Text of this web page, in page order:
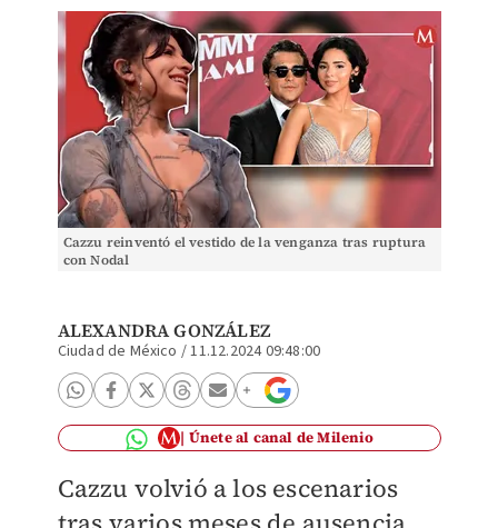
Cazzu reinventó el vestido de la venganza tras ruptura
con Nodal
ALEXANDRA GONZÁLEZ
Ciudad de México /11.12.2024 09:48:00
Únete al canal de Milenio
Cazzu volvió a los escenarios